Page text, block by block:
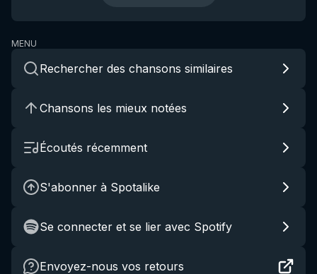
MENU
Rechercher des chansons similaires
Chansons les mieux notées
Écoutés récemment
S'abonner à Spotalike
Se connecter et se lier avec Spotify
Envoyez-nous vos retours